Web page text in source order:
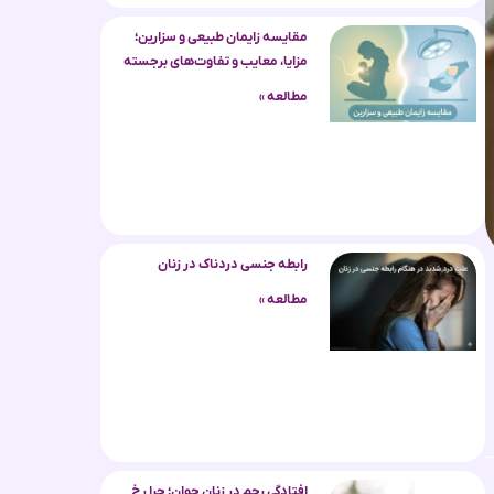
مقایسه زایمان طبیعی و سزارین؛
مزایا، معایب و تفاوت‌های برجسته
مطالعه »
رابطه جنسی دردناک در زنان
مطالعه »